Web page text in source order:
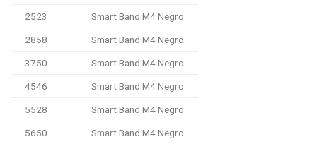
2523 Smart Band M4 Negro
2858 Smart Band M4 Negro
3750 Smart Band M4 Negro
4546 Smart Band M4 Negro
5528 Smart Band M4 Negro
5650 Smart Band M4 Negro